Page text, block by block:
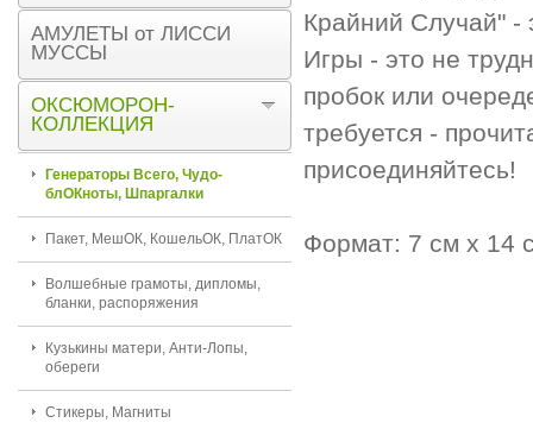
Крайний Случай"
Игры - это не
пробок или
требуется -
присоединяйтесь!
Формат: 7 см x 14
АМУЛЕТЫ от ЛИССИ
МУССЫ
ОКСЮМОРОН-
КОЛЛЕКЦИЯ
Генераторы Всего, Чудо-
блОКноты, Шпаргалки
Пакет, МешОК, КошельОК, ПлатОК
Волшебные грамоты, дипломы,
бланки, распоряжения
Кузькины матери, Анти-Лопы,
обереги
Стикеры, Магниты